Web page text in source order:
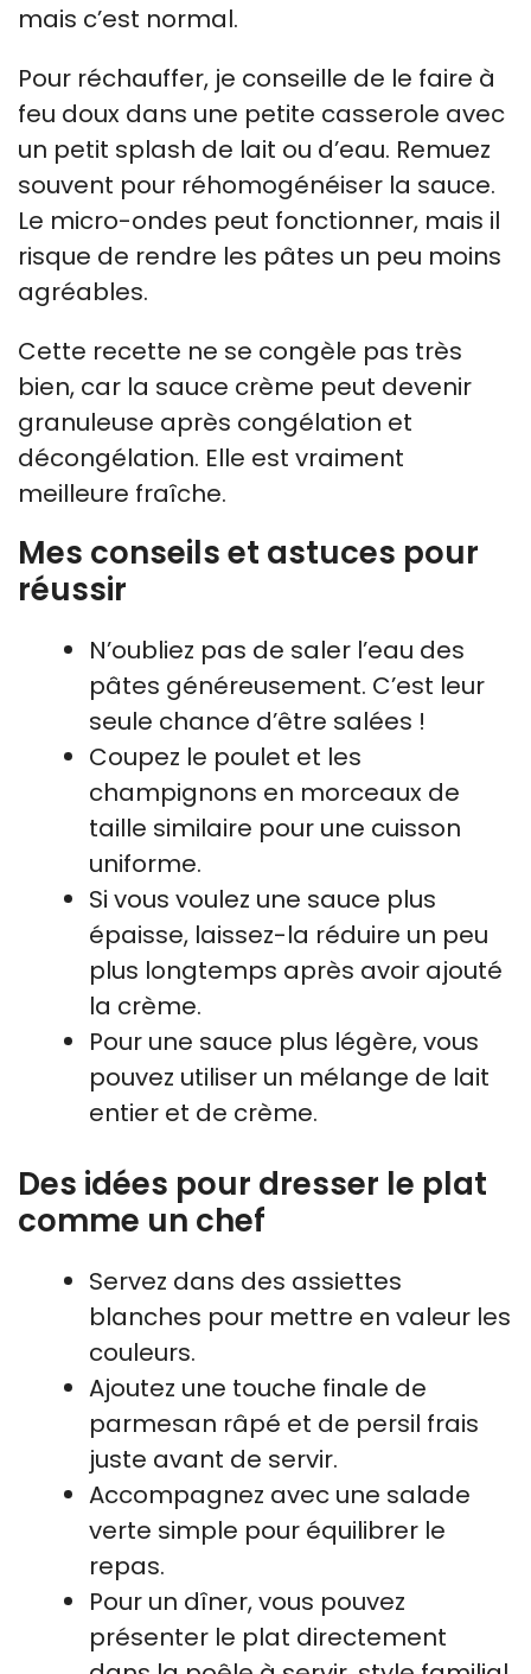
mais c’est normal.
Pour réchauffer, je conseille de le faire à
feu doux dans une petite casserole avec
un petit splash de lait ou d’eau. Remuez
souvent pour réhomogénéiser la sauce.
Le micro-ondes peut fonctionner, mais il
risque de rendre les pâtes un peu moins
agréables.
Cette recette ne se congèle pas très
bien, car la sauce crème peut devenir
granuleuse après congélation et
décongélation. Elle est vraiment
meilleure fraîche.
Mes conseils et astuces pour
réussir
N’oubliez pas de saler l’eau des
pâtes généreusement. C’est leur
seule chance d’être salées !
Coupez le poulet et les
champignons en morceaux de
taille similaire pour une cuisson
uniforme.
Si vous voulez une sauce plus
épaisse, laissez-la réduire un peu
plus longtemps après avoir ajouté
la crème.
Pour une sauce plus légère, vous
pouvez utiliser un mélange de lait
entier et de crème.
Des idées pour dresser le plat
comme un chef
Servez dans des assiettes
blanches pour mettre en valeur les
couleurs.
Ajoutez une touche finale de
parmesan râpé et de persil frais
juste avant de servir.
Accompagnez avec une salade
verte simple pour équilibrer le
repas.
Pour un dîner, vous pouvez
présenter le plat directement